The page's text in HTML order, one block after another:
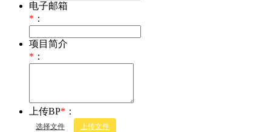
电子邮箱
* ：
项目简介
* ：
上传BP* ：
选择文件 上传文件